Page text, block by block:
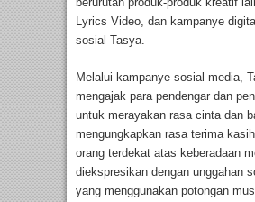
Lyrics Video, dan kampanye
sosial Tasya.
Melalui kampanye sosial media,
mengajak para pendengar dan
untuk merayakan rasa cinta dan
mengungkapkan rasa terima
orang terdekat atas keberadaan
diekspresikan dengan unggahan
yang menggunakan potongan